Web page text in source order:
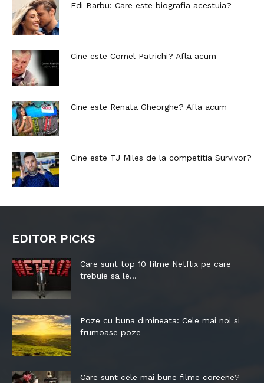
Edi Barbu: Care este biografia acestuia?
Cine este Cornel Patrichi? Afla acum
Cine este Renata Gheorghe? Afla acum
Cine este TJ Miles de la competitia Survivor?
EDITOR PICKS
Care sunt top 10 filme Netflix pe care
trebuie sa le...
Poze cu buna dimineata: Cele mai noi si
frumoase poze
Care sunt cele mai bune filme coreene?